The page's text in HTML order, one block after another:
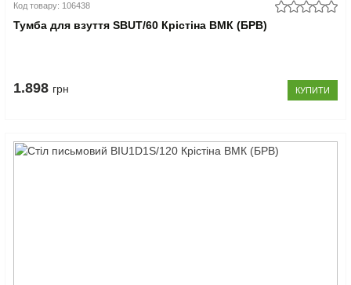
Код товару: 106438
Тумба для взуття SBUT/60 Крістіна ВМК (БРВ)
1.898 грн КУПИТИ